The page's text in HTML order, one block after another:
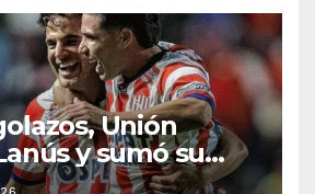
Unión
y sumó su
en el Clausura